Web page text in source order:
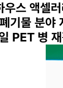
우스 액셀
기물 분야
PET 병